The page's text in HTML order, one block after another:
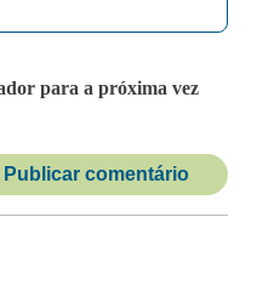
para a próxima vez